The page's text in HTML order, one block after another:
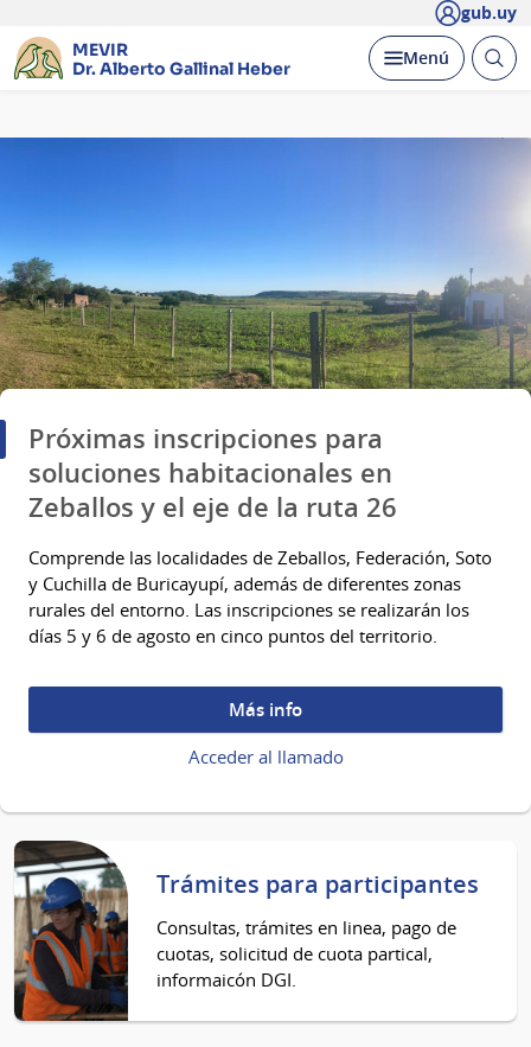
gub.uy
MEVIR
Dr. Alberto Gallinal Heber
Desplegar
Menú Abrir
Próximas inscripciones para
soluciones habitacionales en
Zeballos y el eje de la ruta 26
Comprende las localidades de Zeballos, Federación, Soto
y Cuchilla de Buricayupí, además de diferentes zonas
rurales del entorno. Las inscripciones se realizarán los
días 5 y 6 de agosto en cinco puntos del territorio.
Más info
Acceder al llamado
Trámites para participantes
Consultas, trámites en linea, pago de
cuotas, solicitud de cuota partical,
informaicón DGI.